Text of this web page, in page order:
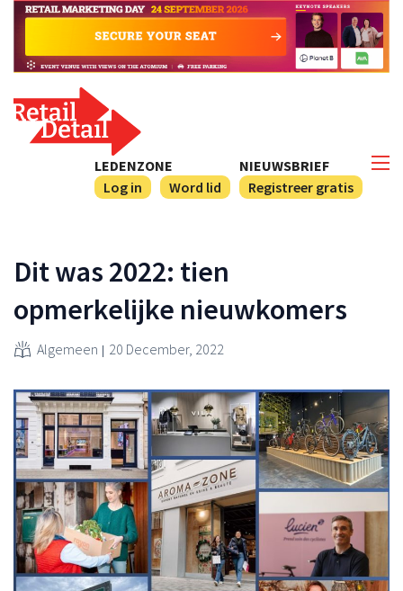
NIEUWSBRIEF
Registreer gratis
LEDENZONE
Log in
Word lid
Dit was 2022: tien
opmerkelijke nieuwkomers
Algemeen 20 December, 2022